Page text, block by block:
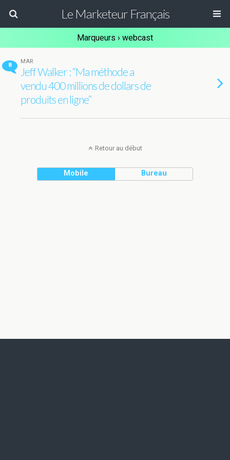
Le Marketeur Français
Marqueurs › webcast
8
MAR
Jeff Walker : “Ma méthode a
vendu 400 millions de dollars de
produits en ligne”
Retour au début
Mobile Bureau